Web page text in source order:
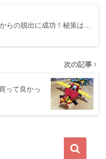
らの脱出に成功！秘策は…
次の記事
って良かっ